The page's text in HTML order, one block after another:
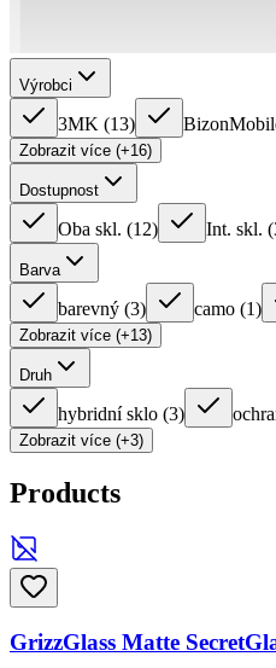
Výrobci
3MK (13)
Zobrazit více (+16)
Dostupnost
Oba skl. (12) Int. skl. (
Barva
barevný (3) camo (1)
Zobrazit více (+13)
Druh
hybridní sklo (3)
Zobrazit více (+3)
Products
GrizzGlass Matte